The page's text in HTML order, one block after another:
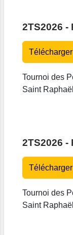
2TS2026 -
Tournoi des
Saint
2TS2026 -
Tournoi des
Saint